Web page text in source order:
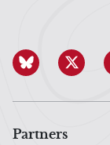
Partners